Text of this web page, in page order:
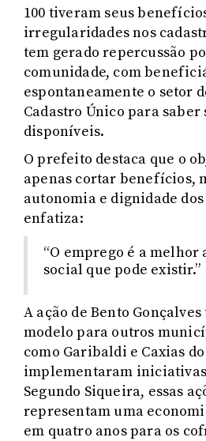
100 tiveram seus
irregularidades nos
tem gerado repercussão
comunidade, com
espontaneamente o setor
Cadastro Único para saber
disponíveis.
O prefeito destaca que o
apenas cortar benefícios,
autonomia e dignidade
enfatiza:
“O emprego é a melhor
social que pode existir.”
A ação de Bento
modelo para outros
como Garibaldi e Caxias
implementaram
Segundo Siqueira, essas
representam uma
em quatro anos para os